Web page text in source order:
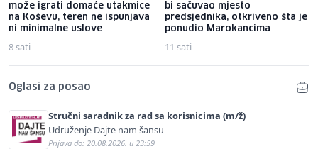
može igrati domaće utakmice
na Koševu, teren ne ispunjava
ni minimalne uslove
8 sati
bi sačuvao mjesto
predsjednika, otkriveno šta je
ponudio Marokancima
11 sati
Oglasi za posao
Stručni saradnik za rad sa korisnicima (m/ž)
Udruženje Dajte nam šansu
Prijava do: 20.08.2026. u 23:59